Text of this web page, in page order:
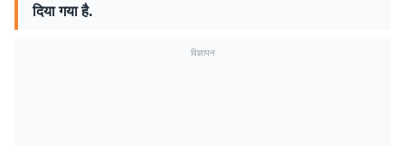
दिया गया है.
विज्ञापन